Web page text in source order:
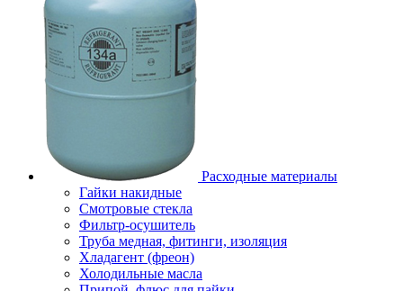
Расходные материалы
Гайки накидные
Смотровые стекла
Фильтр-осушитель
Труба медная, фитинги, изоляция
Хладагент (фреон)
Холодильные масла